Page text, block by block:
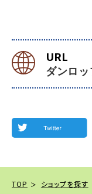
URL
ダンロ
TOP ショップを探す